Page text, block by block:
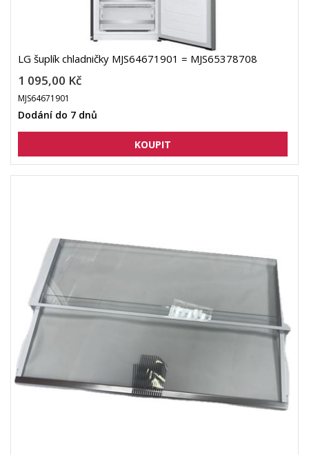
LG šuplík chladničky MJS64671901 = MJS65378708
1 095,00 Kč
MJS64671901
Dodání do 7 dnů